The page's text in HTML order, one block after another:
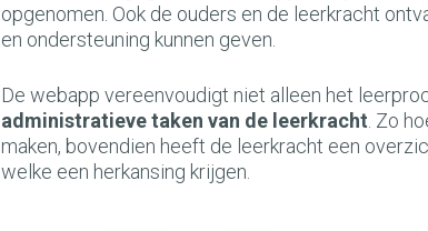
opgenomen. Ook de ouders en de leerkracht
en ondersteuning kunnen geven.
De webapp vereenvoudigt niet alleen het
administratieve taken van de leerkracht . Zo
maken, bovendien heeft de leerkracht een
welke een herkansing krijgen.